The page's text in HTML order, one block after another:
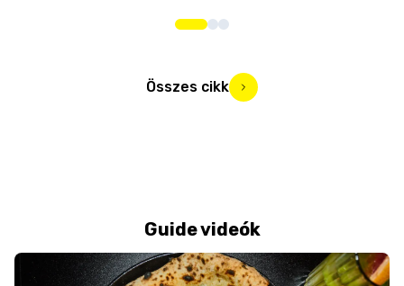
Összes cikk
Guide videók